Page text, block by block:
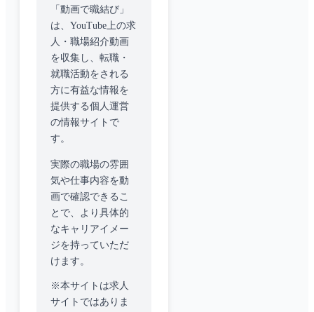
「動画で職結び」
は、YouTube上の求
人・職場紹介動画
を収集し、転職・
就職活動をされる
方に有益な情報を
提供する個人運営
の情報サイトで
す。
実際の職場の雰囲
気や仕事内容を動
画で確認できるこ
とで、より具体的
なキャリアイメー
ジを持っていただ
けます。
※本サイトは求人
サイトではありま